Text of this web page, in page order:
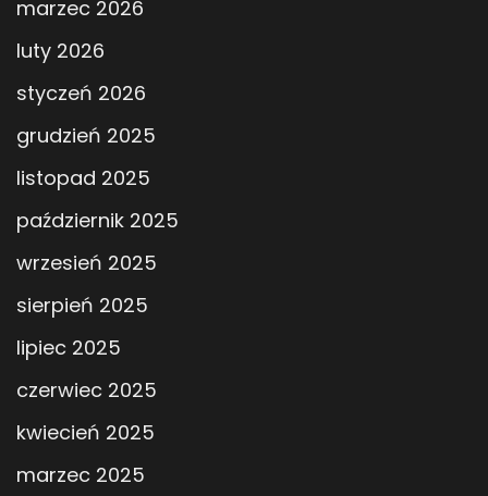
marzec 2026
luty 2026
styczeń 2026
grudzień 2025
listopad 2025
październik 2025
wrzesień 2025
sierpień 2025
lipiec 2025
czerwiec 2025
kwiecień 2025
marzec 2025